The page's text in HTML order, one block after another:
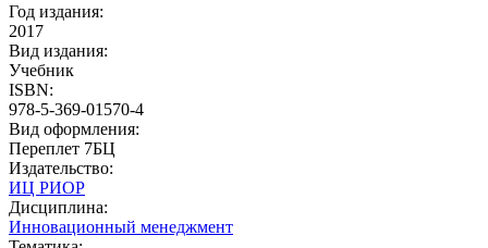
Год издания:
2017
Вид издания:
Учебник
ISBN:
978-5-369-01570-4
Вид оформления:
Переплет 7БЦ
Издательство:
ИЦ РИОР
Дисциплина:
Инновационный менеджмент